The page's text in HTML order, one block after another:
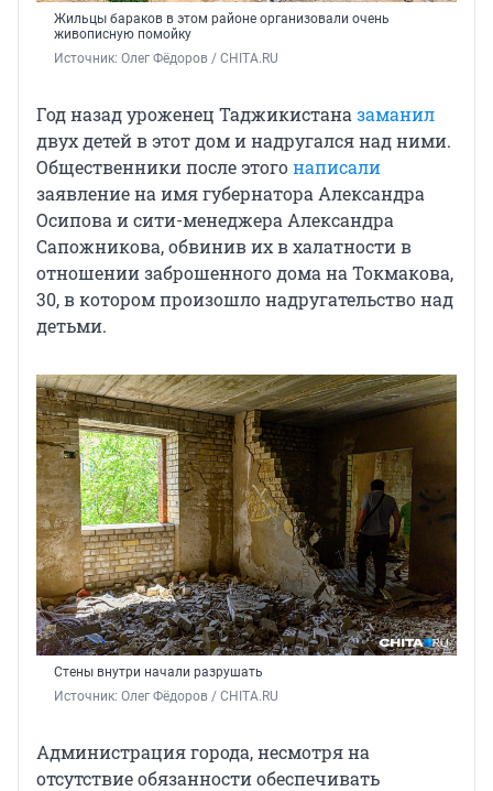
Жильцы бараков в этом районе организовали очень
живописную помойку
Источник: Олег Фёдоров / CHITA.RU
Год назад уроженец Таджикистаназаманил
двух детей в этот дом и надругался над ними.
Общественники после этогонаписали
заявление на имя губернатора Александра
Осипова и сити-менеджера Александра
Сапожникова, обвинив их в халатности в
отношении заброшенного дома на Токмакова,
30, в котором произошло надругательство над
детьми.
Стены внутри начали разрушать
Источник: Олег Фёдоров / CHITA.RU
Администрация города, несмотря на
отсутствие обязанности обеспечивать